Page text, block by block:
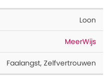
Loon
MeerWijs
Faalangst, Zelfvertrouwen